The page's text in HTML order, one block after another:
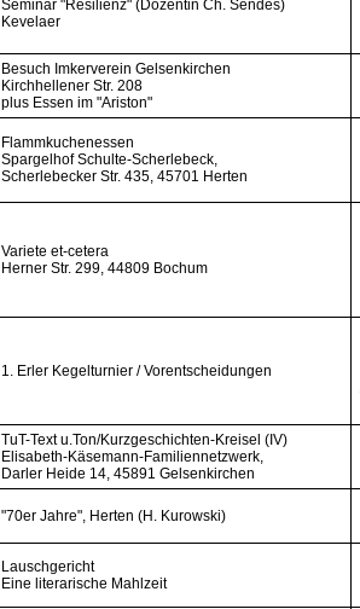
Seminar "Resilienz" (Dozentin Ch. Sendes)
Kevelaer
Besuch Imkerverein Gelsenkirchen
Kirchhellener Str. 208
plus Essen im "Ariston"
Flammkuchenessen
Spargelhof Schulte-Scherlebeck,
Scherlebecker Str. 435, 45701 Herten
Variete et-cetera
Herner Str. 299, 44809 Bochum
1. Erler Kegelturnier / Vorentscheidungen
TuT-Text u.Ton/Kurzgeschichten-Kreisel (IV)
Elisabeth-Käsemann-Familiennetzwerk,
Darler Heide 14, 45891 Gelsenkirchen
"70er Jahre", Herten (H. Kurowski)
Lauschgericht
Eine literarische Mahlzeit